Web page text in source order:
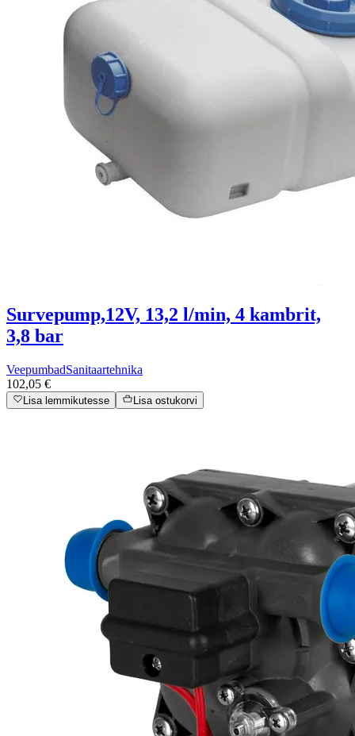
Survepump,12V, 13,2 l/min, 4 kambrit,
3,8 bar
VeepumbadSanitaartehnika
102,05 €
Lisa lemmikutesse Lisa ostukorvi